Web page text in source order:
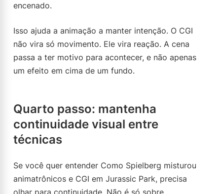
encenado.
Isso ajuda a animação a manter intenção. O CGI
não vira só movimento. Ele vira reação. A cena
passa a ter motivo para acontecer, e não apenas
um efeito em cima de um fundo.
Quarto passo: mantenha
continuidade visual entre
técnicas
Se você quer entender Como Spielberg misturou
animatrônicos e CGI em Jurassic Park, precisa
olhar para continuidade. Não é só sobre